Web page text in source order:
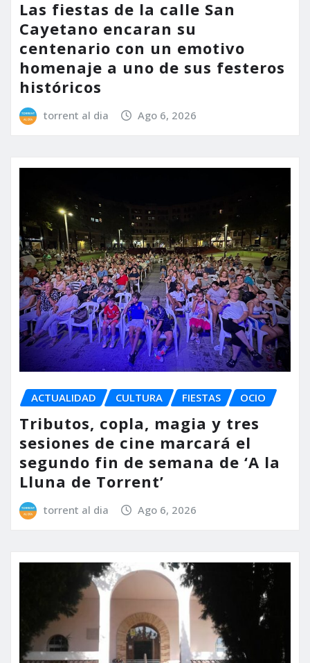
Las fiestas de la calle San
Cayetano encaran su
centenario con un emotivo
homenaje a uno de sus festeros
históricos
torrent al dia Ago 6, 2026
ACTUALIDAD CULTURA FIESTAS OCIO
Tributos, copla, magia y tres
sesiones de cine marcará el
segundo fin de semana de ‘A la
Lluna de Torrent’
torrent al dia Ago 6, 2026